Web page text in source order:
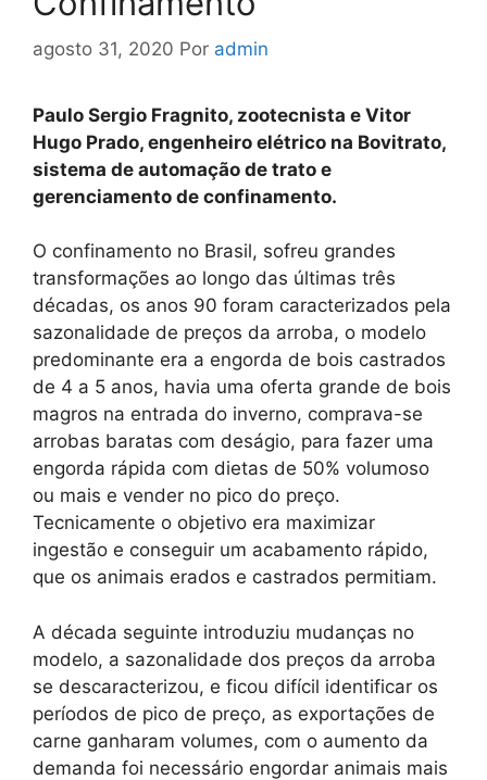
agosto 31, 2020 Por admin
Paulo Sergio Fragnito, zootecnista e Vitor
Hugo Prado, engenheiro elétrico na Bovitrato,
sistema de automação de trato e
gerenciamento de confinamento.
O confinamento no Brasil, sofreu grandes
transformações ao longo das últimas três
décadas, os anos 90 foram caracterizados pela
sazonalidade de preços da arroba, o modelo
predominante era a engorda de bois castrados
de 4 a 5 anos, havia uma oferta grande de bois
magros na entrada do inverno, comprava-se
arrobas baratas com deságio, para fazer uma
engorda rápida com dietas de 50% volumoso
ou mais e vender no pico do preço.
Tecnicamente o objetivo era maximizar
ingestão e conseguir um acabamento rápido,
que os animais erados e castrados permitiam.
A década seguinte introduziu mudanças no
modelo, a sazonalidade dos preços da arroba
se descaracterizou, e ficou difícil identificar os
períodos de pico de preço, as exportações de
carne ganharam volumes, com o aumento da
demanda foi necessário engordar animais mais